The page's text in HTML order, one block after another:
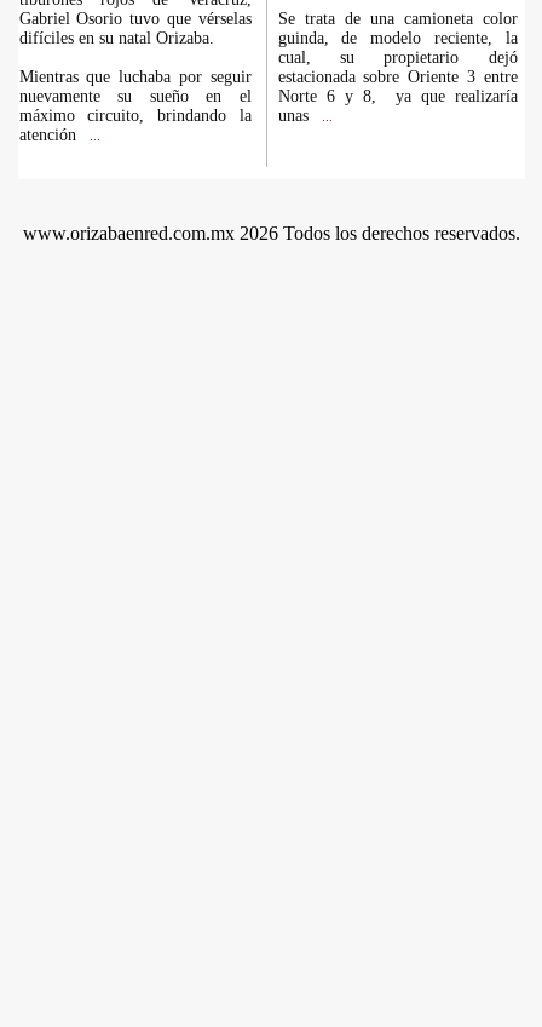
Gabriel Osorio tuvo que vérselas
difíciles en su natal Orizaba.
Mientras que luchaba por seguir
nuevamente su sueño en el
máximo circuito, brindando la
atención
Se trata de una camioneta color
guinda, de modelo reciente, la
cual, su propietario dejó
estacionada sobre Oriente 3 entre
Norte 6 y 8, ya que realizaría
unas
www.orizabaenred.com.mx 2026 Todos los derechos reservados.